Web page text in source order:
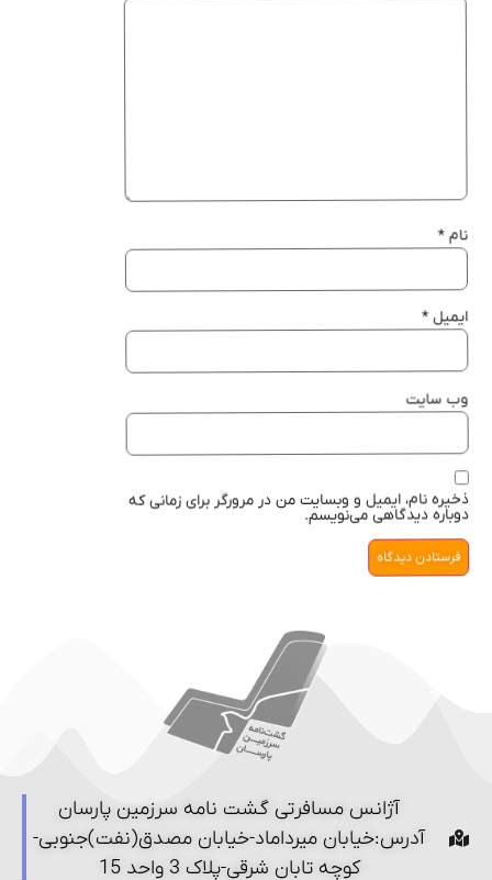
نام*
ایمیل*
وب‌ سایت
ذخیره نام، ایمیل و وبسایت من در مرورگر برای زمانی که
دوباره دیدگاهی می‌نویسم.
آژانس مسافرتی گشت نامه سرزمین پارسان
آدرس:خیابان میرداماد-خیابان مصدق(نفت)جنوبی-
کوچه تابان شرقی-پلاک 3 واحد 15